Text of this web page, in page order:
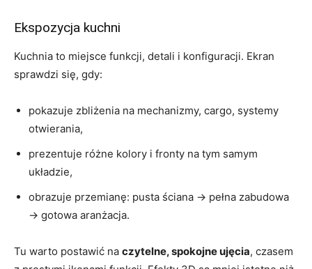
Ekspozycja kuchni
Kuchnia to miejsce funkcji, detali i konfiguracji. Ekran
sprawdzi się, gdy:
pokazuje zbliżenia na mechanizmy, cargo, systemy
otwierania,
prezentuje różne kolory i fronty na tym samym
układzie,
obrazuje przemianę: pusta ściana → pełna zabudowa
→ gotowa aranżacja.
Tu warto postawić na czytelne, spokojne ujęcia, czasem